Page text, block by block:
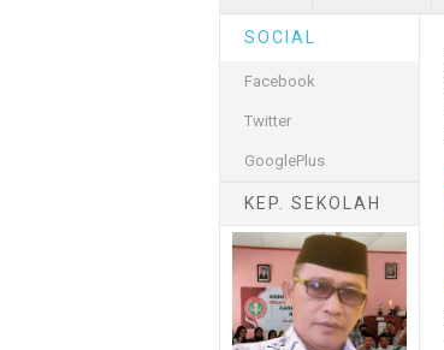
SOCIAL
Facebook
Twitter
GooglePlus
KEP. SEKOLAH